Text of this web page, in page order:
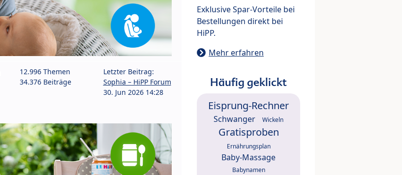
12.996 Themen
34.376 Beiträge
Letzter Beitrag:
Sophia – HiPP Forum
30. Jun 2026 14:28
Exklusive Spar-Vorteile bei
Bestellungen direkt bei
HiPP.
Mehr erfahren
Häufig geklickt
Eisprung-Rechner
Schwanger Wickeln
Gratisproben
Ernährungsplan
Baby-Massage
Babynamen